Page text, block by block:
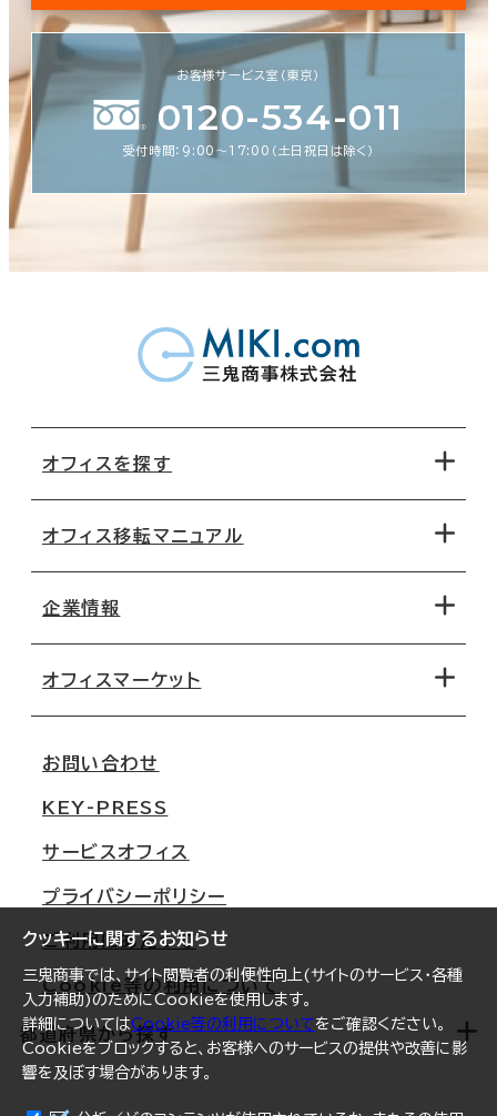
クッキーに関するお知らせ
三鬼商事では、サイト閲覧者の利便性向上(サイトのサービス・各種
入力補助)のためにCookieを使用します。
詳細についてはCookie等の利用についてをご確認ください。
Cookieをブロックすると、お客様へのサービスの提供や改善に影
響を及ぼす場合があります。
お客様サービス室（東京）
0120-534-011
受付時間：9:00〜17:00（土日祝日は除く）
オフィスを探す
地図から探す
路線・駅から探す
オフィス移転マニュアル
移転コストシミュレーション
移転スケジュール
オフィス移転Q&A
企業情報
オフィスマーケット
大阪
名古屋
札幌
仙台
横浜
福岡
オフィスリポート
お問い合わせ
KEY-PRESS
サービスオフィス
プライバシーポリシー
ご利用にあたって
Cookie等の利用について
都道府県から探す